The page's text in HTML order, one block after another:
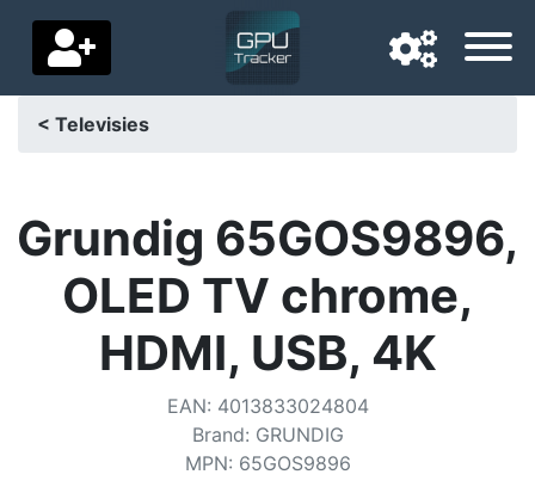
Favoriete bezorgland
Startpagina
Instellingen
< Televisies
Grundig 65GOS9896,
OLED TV chrome,
HDMI, USB, 4K
EAN: 4013833024804
Brand: GRUNDIG
MPN: 65GOS9896